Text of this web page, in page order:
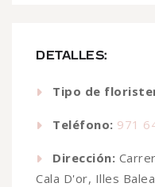
DETALLES:
Tipo de
Teléfono: 971
Dirección:
Cala D'or, Illes